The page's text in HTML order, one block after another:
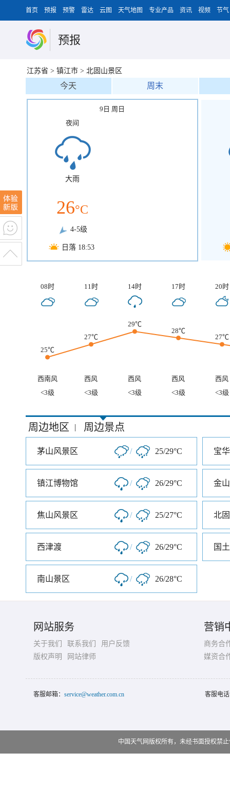
首页 预报 预警 雷达 云图 天气地图 专业产品 资讯 视频 节气
预报
江苏省 > 镇江市 > 北固山景区
今天 周末
9日 周日
夜间
大雨
26°C
4-5级
日落 18:53
08时 11时 14时 17时 20时
25℃
27℃
29℃
28℃
27℃
西南风 西风 西风 西风
西风
<3级
<3级 <3级 <3级 <3级
周边地区 | 周边景点
茅山风景区 / 25/29°C 宝
镇江博物馆 / 26/29°C 金
焦山风景区 / 25/27°C 北
西津渡 / 26/29°C 国
南山景区 / 26/28°C
网站服务
关于我们 联系我们
用户反馈
版权声明
网站律师
营销
商务合
媒资合
客服邮箱： service@weather.com.cn 客服电
中国天气网版权所有，未经书面授权